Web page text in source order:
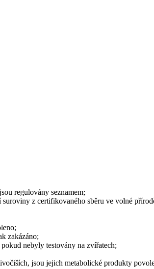
regulovány seznamem;
z certifikovaného sběru ve volné
zakázáno;
nebyly testovány na zvířatech;
jsou jejich metabolické produkty